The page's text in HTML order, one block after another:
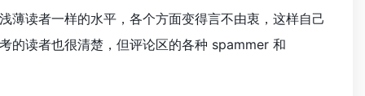
薄读者一样的水平，各个方面变得言不由衷，这样自己
的读者也很清楚，但评论区的各种 spammer 和